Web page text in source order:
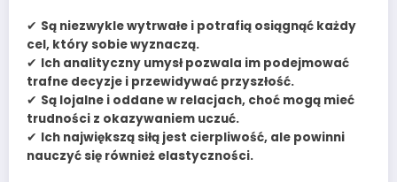
✔ Są niezwykle wytrwałe i potrafią osiągnąć każdy
cel, który sobie wyznaczą.
✔ Ich analityczny umysł pozwala im podejmować
trafne decyzje i przewidywać przyszłość.
✔ Są lojalne i oddane w relacjach, choć mogą mieć
trudności z okazywaniem uczuć.
✔ Ich największą siłą jest cierpliwość, ale powinni
nauczyć się również elastyczności.